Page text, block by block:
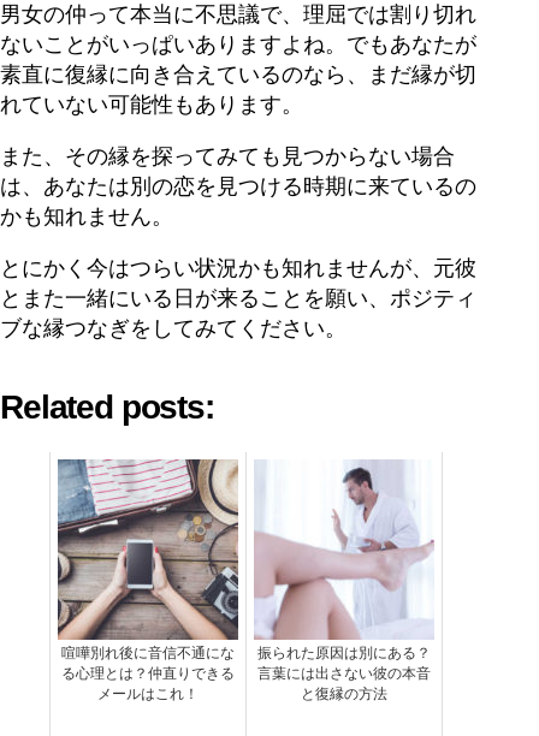
男女の仲って本当に不思議で、理屈では割り切れ
ないことがいっぱいありますよね。でもあなたが
素直に復縁に向き合えているのなら、まだ縁が切
れていない可能性もあります。
また、その縁を探ってみても見つからない場合
は、あなたは別の恋を見つける時期に来ているの
かも知れません。
とにかく今はつらい状況かも知れませんが、元彼
とまた一緒にいる日が来ることを願い、ポジティ
ブな縁つなぎをしてみてください。
Related posts:
喧嘩別れ後に音信不通にな
る心理とは？仲直りできる
メールはこれ！
振られた原因は別にある？
言葉には出さない彼の本音
と復縁の方法